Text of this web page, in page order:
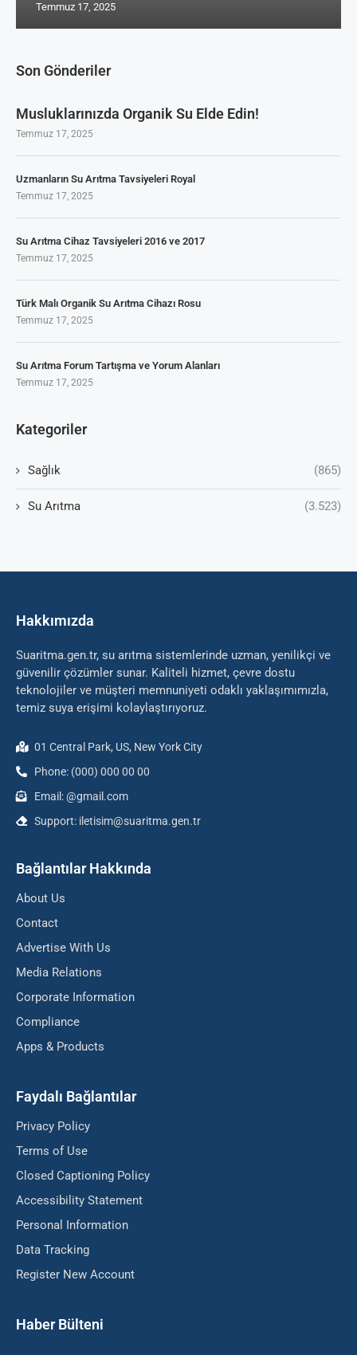
Son Gönderiler
Musluklarınızda Organik Su Elde Edin!
Temmuz 17, 2025
Uzmanların Su Arıtma Tavsiyeleri Royal
Temmuz 17, 2025
Su Arıtma Cihaz Tavsiyeleri 2016 ve 2017
Temmuz 17, 2025
Türk Malı Organik Su Arıtma Cihazı Rosu
Temmuz 17, 2025
Su Arıtma Forum Tartışma ve Yorum Alanları
Temmuz 17, 2025
Kategoriler
Sağlık (865)
Su Arıtma (3.523)
Temmuz 17, 2025
Hakkımızda
Suaritma.gen.tr, su arıtma sistemlerinde uzman, yenilikçi ve
güvenilir çözümler sunar. Kaliteli hizmet, çevre dostu
teknolojiler ve müşteri memnuniyeti odaklı yaklaşımımızla,
temiz suya erişimi kolaylaştırıyoruz.
01 Central Park, US, New York City
Phone: (000) 000 00 00
Email: @gmail.com
Support: iletisim@suaritma.gen.tr
Bağlantılar Hakkında
About Us
Contact
Advertise With Us
Media Relations
Corporate Information
Compliance
Apps & Products
Faydalı Bağlantılar
Privacy Policy
Terms of Use
Closed Captioning Policy
Accessibility Statement
Personal Information
Data Tracking
Register New Account
Haber Bülteni